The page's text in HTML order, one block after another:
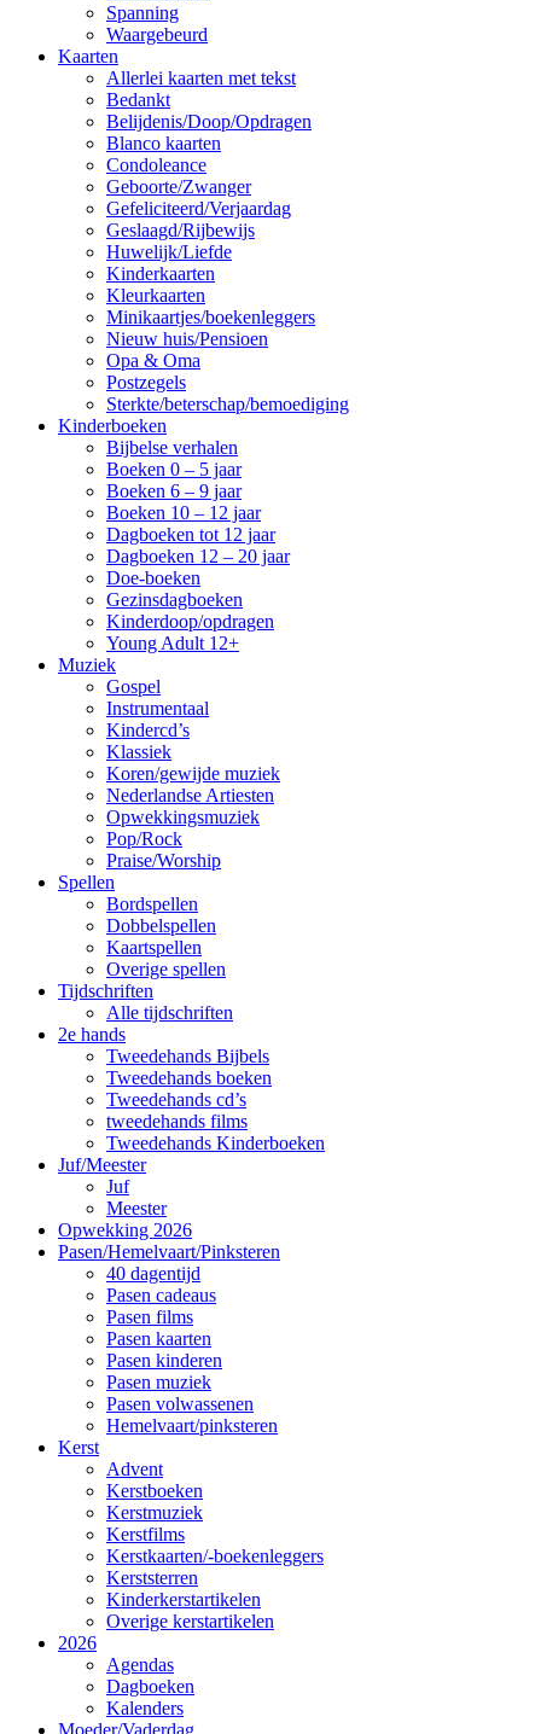
Spanning
Waargebeurd
Kaarten
Allerlei kaarten met tekst
Bedankt
Belijdenis/Doop/Opdragen
Blanco kaarten
Condoleance
Geboorte/Zwanger
Gefeliciteerd/Verjaardag
Geslaagd/Rijbewijs
Huwelijk/Liefde
Kinderkaarten
Kleurkaarten
Minikaartjes/boekenleggers
Nieuw huis/Pensioen
Opa & Oma
Postzegels
Sterkte/beterschap/bemoediging
Kinderboeken
Bijbelse verhalen
Boeken 0 – 5 jaar
Boeken 6 – 9 jaar
Boeken 10 – 12 jaar
Dagboeken tot 12 jaar
Dagboeken 12 – 20 jaar
Doe-boeken
Gezinsdagboeken
Kinderdoop/opdragen
Young Adult 12+
Muziek
Gospel
Instrumentaal
Kindercd’s
Klassiek
Koren/gewijde muziek
Nederlandse Artiesten
Opwekkingsmuziek
Pop/Rock
Praise/Worship
Spellen
Bordspellen
Dobbelspellen
Kaartspellen
Overige spellen
Tijdschriften
Alle tijdschriften
2e hands
Tweedehands Bijbels
Tweedehands boeken
Tweedehands cd’s
tweedehands films
Tweedehands Kinderboeken
Juf/Meester
Juf
Meester
Opwekking 2026
Pasen/Hemelvaart/Pinksteren
40 dagentijd
Pasen cadeaus
Pasen films
Pasen kaarten
Pasen kinderen
Pasen muziek
Pasen volwassenen
Hemelvaart/pinksteren
Kerst
Advent
Kerstboeken
Kerstmuziek
Kerstfilms
Kerstkaarten/-boekenleggers
Kerststerren
Kinderkerstartikelen
Overige kerstartikelen
2026
Agendas
Dagboeken
Kalenders
Moeder/Vaderdag